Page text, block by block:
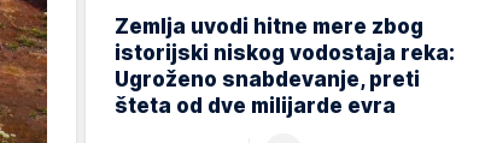
Zemlja uvodi hitne mere zbog
istorijski niskog vodostaja reka:
Ugroženo snabdevanje, preti
šteta od dve milijarde evra